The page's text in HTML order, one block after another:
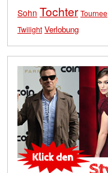
Sohn Tochter Tournee
Twilight Verlobung